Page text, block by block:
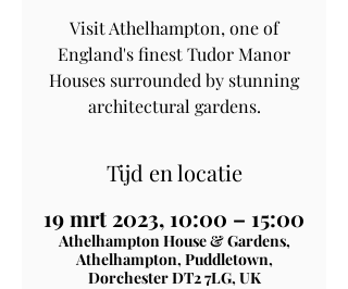
Visit Athelhampton, one of
England's finest Tudor Manor
Houses surrounded by stunning
architectural gardens.
Tijd en locatie
19 mrt 2023, 10:00 – 15:00
Athelhampton House & Gardens,
Athelhampton, Puddletown,
Dorchester DT2 7LG, UK